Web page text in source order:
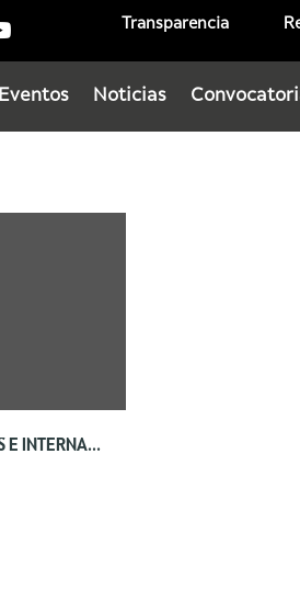
Transparencia
Eventos Noticias
LITERAL N) VIÁTICOS NACIONALES E INTERNACIONALES